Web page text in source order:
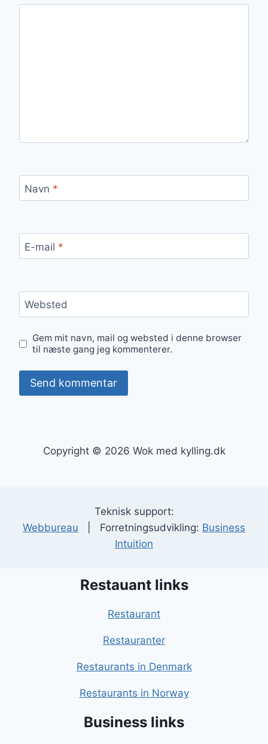
Navn *
E-mail *
Websted
Gem mit navn, mail og websted i denne browser
til næste gang jeg kommenterer.
Copyright © 2026 Wok med kylling.dk
Teknisk support:
Webbureau | Forretningsudvikling: Business
Intuition
Restauant links
Restaurant
Restauranter
Restaurants in Denmark
Restaurants in Norway
Business links